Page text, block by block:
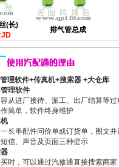
(长)
JD
排气管总成
理软件+传真机+搜索器 +大仓库
理软件
从进厂接待、派工、出厂结算等过
简单，软件终身维护
长串配件问价单或订货单，图文并
信、声音及页面三种提示
时，可以通过汽修通直接搜索商家